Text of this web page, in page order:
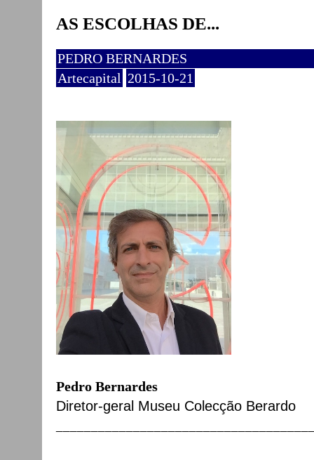
AS ESCOLHAS DE...
PEDRO BERNARDES
Artecapital 2015-10-21
Pedro Bernardes
Diretor-geral Museu Colecção Berardo